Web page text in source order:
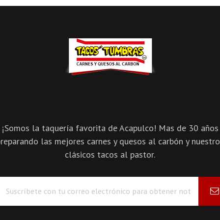
¡Somos la taquería favorita de Acapulco! Mas de 30 años
las mejores carnes y quesos al carbón y
clásicos tacos al pastor.